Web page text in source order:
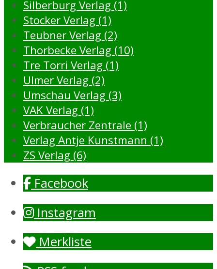
Silberburg Verlag (1)
Stocker Verlag (1)
Teubner Verlag (2)
Thorbecke Verlag (10)
Tre Torri Verlag (1)
Ulmer Verlag (2)
Umschau Verlag (3)
VAK Verlag (1)
Verbraucher Zentrale (1)
Verlag Antje Kunstmann (1)
ZS Verlag (6)
Facebook
Instagram
Merkliste